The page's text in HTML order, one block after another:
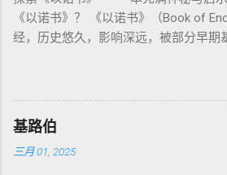
心： 神愿意居住在人中间； 罪必须被
神主动提供遮罪之道（两个祭牲，特别
亚撒泻勒”的）。 这预表...
的“深渊囚禁”叙事共振。 彼后2:4 用“ 他
天使囚禁之所，贴近以诺传统语境。 福
来临与天使同来、坐在荣耀宝座审判列
观 ：以诺将“巨人之灵”为游行污灵的
驱魔叙事背后的“灵界词库”（可1、路8
权”）。 阴间与审判意象 ：Sheol 的分
：以诺传统对压迫者的“祸哉”，与 雅各
神 的 众 子、 天使、 神圣 议会 成员
神圣 存在（ divine beings） 4. 法官 被
权 代表 受托 执行 神 旨意 的 人（ 如
人（ divine proxy） 6. 强调 威严 复数
显现 撒 上 28: 13 灵界 显现 或 尊称（
每一 类 的 代表 经文 解读 1. 真神 的 独
בְּרֵאשִׁית בָּרָא אֱלֹהִים...” “ 起初， 神（ Elohim） 创造 天地。” 尽
《以诺书》？ 《以诺书》（Book of
经，历史悠久，影响深远，被部分早期
的曾祖父——的名义写成，包含大量关
行，神将他取去，他就不在世了。” 这
关于以诺与神的关系、天国奥秘的丰富
这种想象的结晶。 📖《以诺书》的主要
基路伯
三月 01, 2025